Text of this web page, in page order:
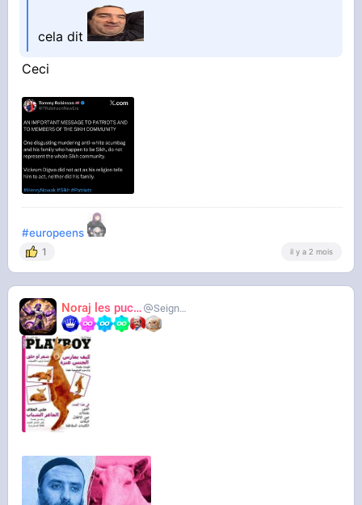
UK
C'est génial
cela dit
Ceci
#europeens
1 il y a 2 mois
Noraj les pucix SeigneurCooler